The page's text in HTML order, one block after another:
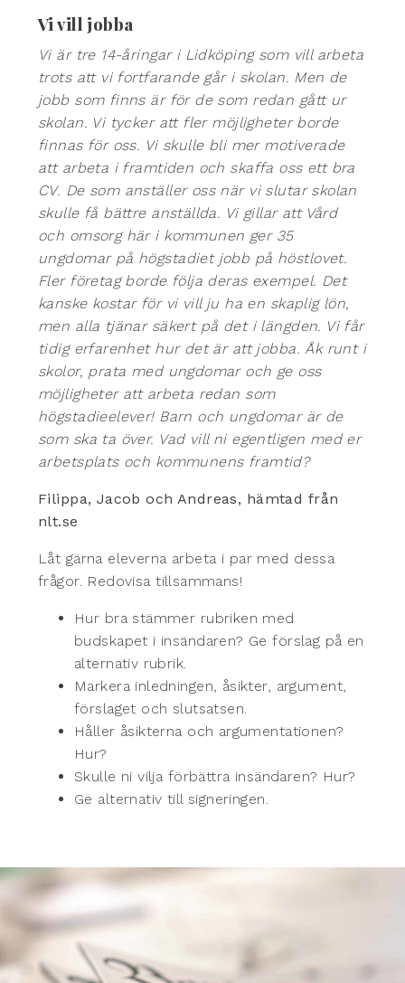
Vi vill jobba
Vi är tre 14-åringar i Lidköping som vill arbeta
trots att vi fortfarande går i skolan. Men de
jobb som finns är för de som redan gått ur
skolan. Vi tycker att fler möjligheter borde
finnas för oss. Vi skulle bli mer motiverade
att arbeta i framtiden och skaffa oss ett bra
CV. De som anställer oss när vi slutar skolan
skulle få bättre anställda. Vi gillar att Vård
och omsorg här i kommunen ger 35
ungdomar på högstadiet jobb på höstlovet.
Fler företag borde följa deras exempel. Det
kanske kostar för vi vill ju ha en skaplig lön,
men alla tjänar säkert på det i längden. Vi får
tidig erfarenhet hur det är att jobba. Åk runt i
skolor, prata med ungdomar och ge oss
möjligheter att arbeta redan som
högstadieelever! Barn och ungdomar är de
som ska ta över. Vad vill ni egentligen med er
arbetsplats och kommunens framtid?
Filippa, Jacob och Andreas, hämtad från
nlt.se
Låt gärna eleverna arbeta i par med dessa
frågor. Redovisa tillsammans!
Hur bra stämmer rubriken med
budskapet i insändaren? Ge förslag på en
alternativ rubrik.
Markera inledningen, åsikter, argument,
förslaget och slutsatsen.
Håller åsikterna och argumentationen?
Hur?
Skulle ni vilja förbättra insändaren? Hur?
Ge alternativ till signeringen.